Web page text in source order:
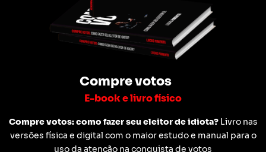
Compre votos
E-book e livro físico
Compre votos: como fazer seu eleitor de idiota?Livro nas
versões física e digital com o maior estudo e manual para o
uso da atenção na conquista de votos